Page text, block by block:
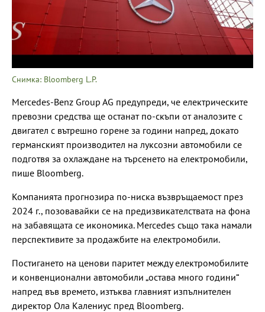
Снимка: Bloomberg L.P.
Mercedes-Benz Group AG предупреди, че електрическите
превозни средства ще останат по-скъпи от аналозите с
двигател с вътрешно горене за години напред, докато
германският производител на луксозни автомобили се
подготвя за охлаждане на търсенето на електромобили,
пише Bloomberg.
Компанията прогнозира по-ниска възвръщаемост през
2024 г., позовавайки се на предизвикателствата на фона
на забавящата се икономика. Mercedes също така намали
перспективите за продажбите на електромобили.
Постигането на ценови паритет между електромобилите
и конвенционални автомобили „остава много години“
напред във времето, изтъква главният изпълнителен
директор Ола Калениус пред Bloomberg.